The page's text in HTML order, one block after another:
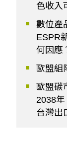
色收入
數位產
ESPR
何因應
歐盟組
歐盟碳
2038
台灣出